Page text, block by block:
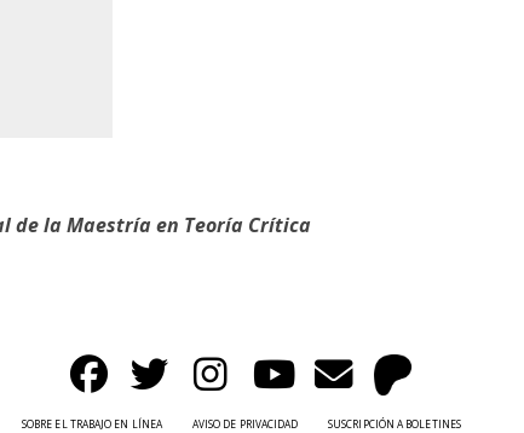
de la Maestría en Teoría Crítica
SOBRE EL TRABAJO EN LÍNEA AVISO DE PRIVACIDAD SUSCRIPCIÓN A BOLETINES